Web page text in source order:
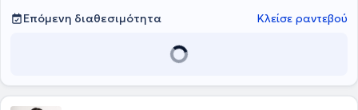
Επόμενη διαθεσιμότητα Κλείσε ραντεβού